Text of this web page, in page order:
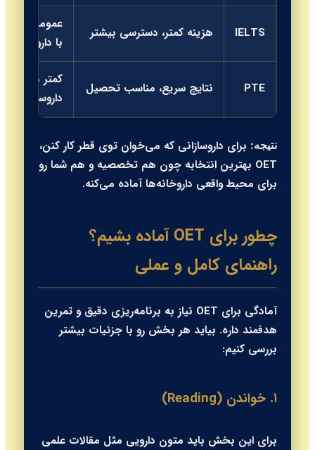
IELTS هزینه کمتر، دسترسی بیشتر
عمومی،
با داروسازی
PTE نتایج سریع، مناسب تحصیل
کمتر مرتبط با
داروسازی
نتیجه: برای داروسازانی که می‌خوان توی قطر کار کنن،
OET بهترین انتخابه چون هم تخصصیه و هم شما رو
برای محیط واقعی داروخانه‌ها آماده می‌کنه.
چطور برای OET آماده بشیم؟
راهنمای کامل و عملی
آمادگی برای OET نیاز به برنامه‌ریزی دقیق و تمرین
هدفمند داره. بیاید هر بخش رو با جزئیات بیشتر
بررسی کنیم:
۱. خواندن (Reading)
برای این بخش باید متون دارویی مثل مقالات علمی